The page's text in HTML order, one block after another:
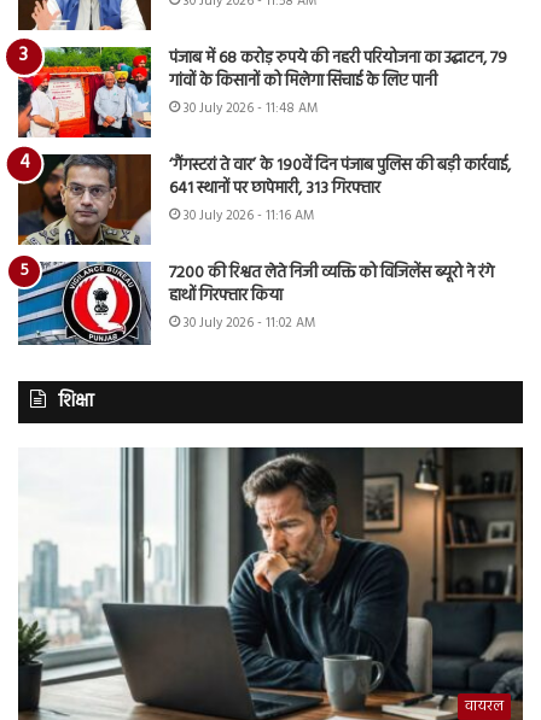
पंजाब में 68 करोड़ रुपये की नहरी परियोजना का उद्घाटन, 79
गांवों के किसानों को मिलेगा सिंचाई के लिए पानी
30 July 2026 - 11:48 AM
‘गैंगस्टरां ते वार’ के 190वें दिन पंजाब पुलिस की बड़ी कार्रवाई,
641 स्थानों पर छापेमारी, 313 गिरफ्तार
30 July 2026 - 11:16 AM
7200 की रिश्वत लेते निजी व्यक्ति को विजिलेंस ब्यूरो ने रंगे
हाथों गिरफ्तार किया
30 July 2026 - 11:02 AM
शिक्षा
वायरल